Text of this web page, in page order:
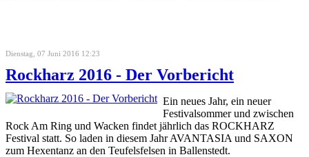
Dienstag, 07 Juni 2016 12:23
Rockharz 2016 - Der Vorbericht
Ein neues Jahr, ein neuer
Festivalsommer und zwischen
Rock Am Ring und Wacken findet jährlich das ROCKHARZ
Festival statt. So laden in diesem Jahr AVANTASIA und SAXON
zum Hexentanz an den Teufelsfelsen in Ballenstedt.